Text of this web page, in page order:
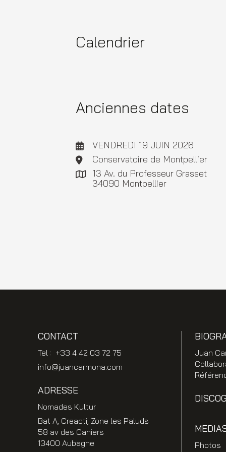
Calendrier
Anciennes dates
VENDREDI 19 JUIN 2026
Conservatoire de Montpellier
13 Av. du Professeur Grasset
34090 Montpellier
CONTACT
Tel : +33 4 42 03 72 75
info@juancarmona.com
ADRESSE
Nomades Kultur
Bat A, Creacti, Zone les Paluds
58 av des Caniers
13400 Aubagne
Juan
Photos